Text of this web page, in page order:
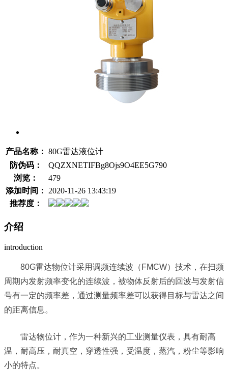
产品名称： 80G雷达液位计
防伪码：
QQZXNETIFBg8Ojs9O4EE5G790
浏览：
479
添加时间：
2020-11-26 13:43:19
推荐度：
介绍
introduction
80G雷达物位计采用调频连续波（FMCW）技术，在扫频
周期内发射频率变化的连续波，被物体反射后的回波与发射信
号有一定的频率差，通过测量频率差可以获得目标与雷达之间
的距离信息。
雷达物位计，作为一种新兴的工业测量仪表，具有耐高
温，耐高压，耐真空，穿透性强，受温度，蒸汽，粉尘等影响
小的特点。